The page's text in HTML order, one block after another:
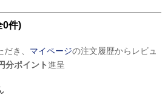
0件)
き、 マイページの注文履歴からレビュ
分ポイント進呈